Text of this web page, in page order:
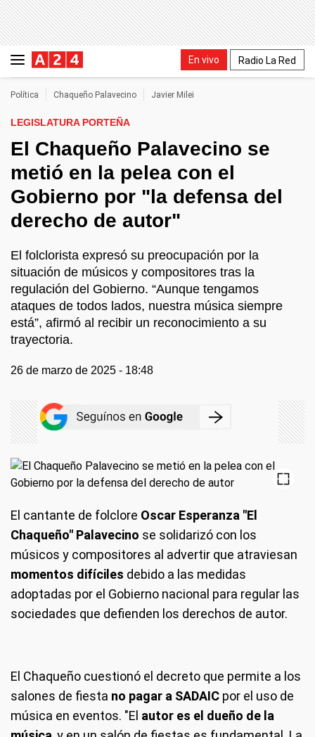
En vivo Radio La Red
Política Chaqueño Palavecino Javier Milei
LEGISLATURA PORTEÑA
El Chaqueño Palavecino se
metió en la pelea con el
Gobierno por "la defensa del
derecho de autor"
El folclorista expresó su preocupación por la
situación de músicos y compositores tras la
regulación del Gobierno. “Aunque tengamos
ataques de todos lados, nuestra música siempre
está”, afirmó al recibir un reconocimiento a su
trayectoria.
26 de marzo de 2025 - 18:48
El cantante de folclore Oscar Esperanza "El
Chaqueño" Palavecino se solidarizó con los
músicos y compositores al advertir que atraviesan
momentos difíciles debido a las medidas
adoptadas por el Gobierno nacional para regular las
sociedades que defienden los derechos de autor.
El Chaqueño cuestionó el decreto que permite a los
salones de fiesta no pagar a SADAIC por el uso de
música en eventos. "El autor es el dueño de la